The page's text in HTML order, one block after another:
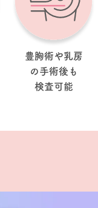
豊胸術や乳房
の手術後も
検査可能